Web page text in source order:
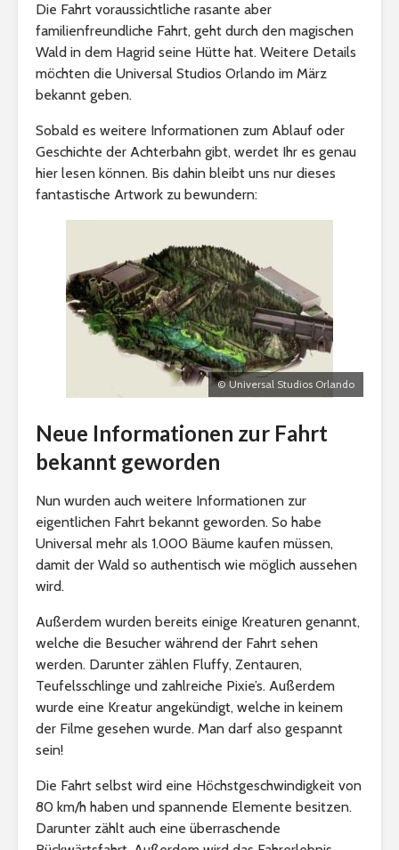
Die Fahrt voraussichtliche rasante aber
familienfreundliche Fahrt, geht durch den magischen
Wald in dem Hagrid seine Hütte hat. Weitere Details
möchten die Universal Studios Orlando im März
bekannt geben.
Sobald es weitere Informationen zum Ablauf oder
Geschichte der Achterbahn gibt, werdet Ihr es genau
hier lesen können. Bis dahin bleibt uns nur dieses
fantastische Artwork zu bewundern:
© Universal Studios Orlando
Neue Informationen zur Fahrt
bekannt geworden
Nun wurden auch weitere Informationen zur
eigentlichen Fahrt bekannt geworden. So habe
Universal mehr als 1.000 Bäume kaufen müssen,
damit der Wald so authentisch wie möglich aussehen
wird.
Außerdem wurden bereits einige Kreaturen genannt,
welche die Besucher während der Fahrt sehen
werden. Darunter zählen Fluffy, Zentauren,
Teufelsschlinge und zahlreiche Pixie’s. Außerdem
wurde eine Kreatur angekündigt, welche in keinem
der Filme gesehen wurde. Man darf also gespannt
sein!
Die Fahrt selbst wird eine Höchstgeschwindigkeit von
80 km/h haben und spannende Elemente besitzen.
Darunter zählt auch eine überraschende